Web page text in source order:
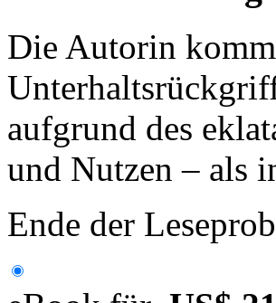
Die Autorin
aufgrund des
und Nutzen – als
Ende der